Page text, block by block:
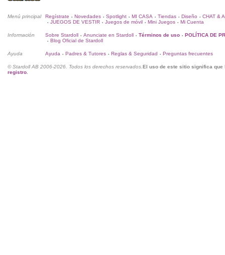
Menú principal Regístrate • Novedades • Spotlight • MI CASA • Tiendas • Diseño • CHAT &
• JUEGOS DE VESTIR • Juegos de móvil • Mini Juegos • Mi Cuenta
Información Sobre Stardoll • Anunciate en Stardoll • Términos de uso • POLÍTICA DE
• Blog Oficial de Stardoll
Ayuda Ayuda • Padres & Tutores • Reglas & Seguridad • Preguntas frecuentes
© Stardoll AB 2006-2026. Todos los derechos reservados. El uso de este sitio significa
registro